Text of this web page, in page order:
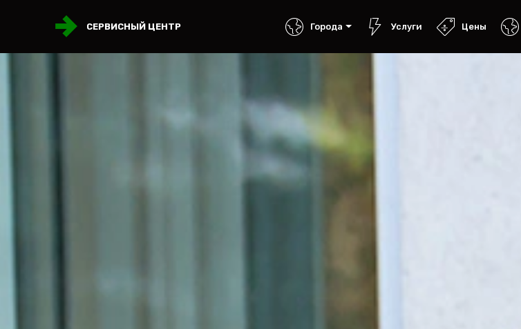
СЕРВИСНЫЙ ЦЕНТР Города Услуги Цены